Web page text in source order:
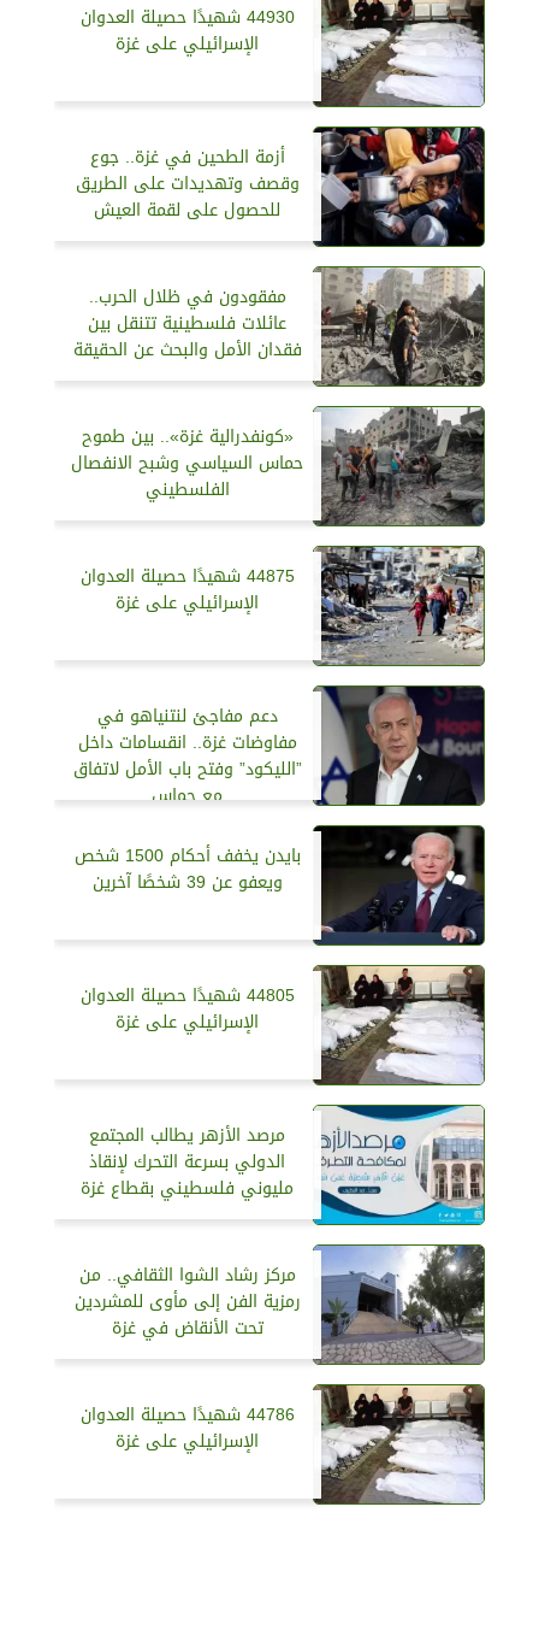
44930 شهيدًا حصيلة العدوان
الإسرائيلي على غزة
أزمة الطحين في غزة.. جوع
وقصف وتهديدات على الطريق
للحصول على لقمة العيش
مفقودون في ظلال الحرب..
عائلات فلسطينية تتنقل بين
فقدان الأمل والبحث عن الحقيقة
«كونفدرالية غزة».. بين طموح
حماس السياسي وشبح الانفصال
الفلسطيني
44875 شهيدًا حصيلة العدوان
الإسرائيلي على غزة
دعم مفاجئ لنتنياهو في
مفاوضات غزة.. انقسامات داخل
”الليكود” وفتح باب الأمل لاتفاق
مع حماس
بايدن يخفف أحكام 1500 شخص
ويعفو عن 39 شخصًا آخرين
44805 شهيدًا حصيلة العدوان
الإسرائيلي على غزة
مرصد الأزهر يطالب المجتمع
الدولي بسرعة التحرك لإنقاذ
مليوني فلسطيني بقطاع غزة
مركز رشاد الشوا الثقافي.. من
رمزية الفن إلى مأوى للمشردين
تحت الأنقاض في غزة
44786 شهيدًا حصيلة العدوان
الإسرائيلي على غزة